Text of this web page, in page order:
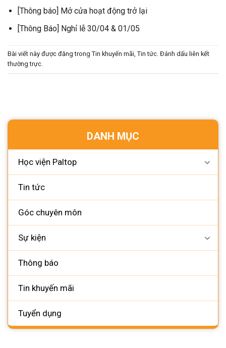
DANH MỤC
Học viện Paltop
Tin tức
Góc chuyên môn
Sự kiện
Thông báo
Tin khuyến mãi
Tuyển dụng
[Thông báo] Mở cửa hoạt động trở lại
[Thông Báo] Nghỉ lễ 30/04 & 01/05
Bài viết này được đăng trong Tin khuyến mãi, Tin tức. Đánh dấu liên kết
thường trực.